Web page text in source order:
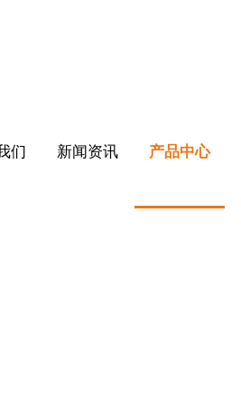
们 新闻资讯 产品中心